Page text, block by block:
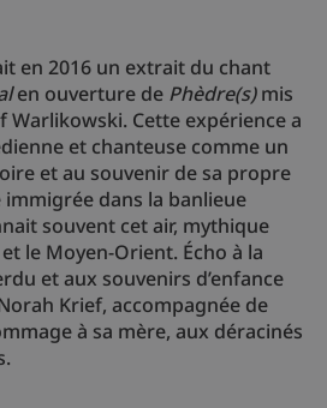
en 2016 un extrait du chant
en ouverture de Phèdre(s)mis
Warlikowski. Cette expérience a
et chanteuse comme un
et au souvenir de sa propre
dans la banlieue
souvent cet air, mythique
le Moyen-Orient. Écho à la
et aux souvenirs d’enfance
Krief, accompagnée de
à sa mère, aux déracinés